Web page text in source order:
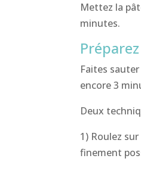
Mettez la
minutes.
Faites
encore 3
Deux
1) Roulez
finement